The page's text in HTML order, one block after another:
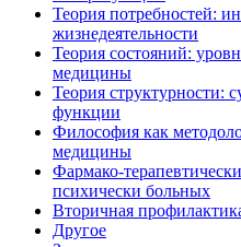
Теория потребностей:
жизнедеятельности
Теория состояний:
медицины
Теория структурности:
функции
Философия как
медицины
Фармако-
психически больных
Вторичная
Другое